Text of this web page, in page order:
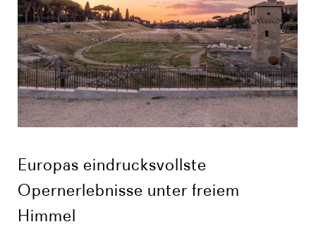
Europas eindrucksvollste
Opernerlebnisse unter freiem
Himmel